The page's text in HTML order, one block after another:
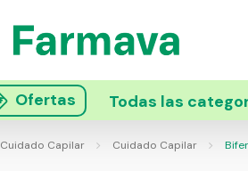
Ofertas Todas las
Cuidado Capilar Cuidado Capilar